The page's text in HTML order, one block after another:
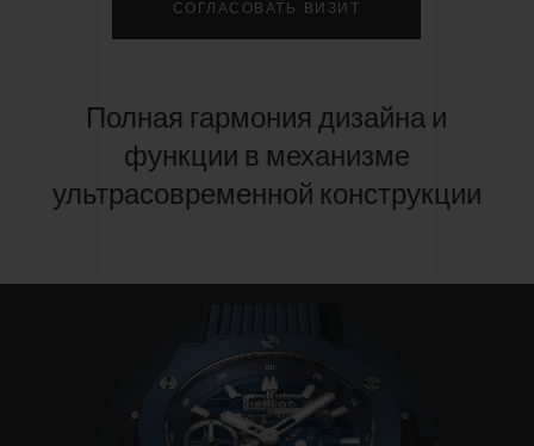
СОГЛАСОВАТЬ ВИЗИТ
Полная гармония дизайна и
функции в механизме
ультрасовременной конструкции